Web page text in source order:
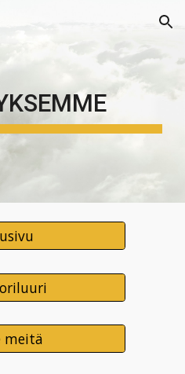
Skip to navigation
meitä